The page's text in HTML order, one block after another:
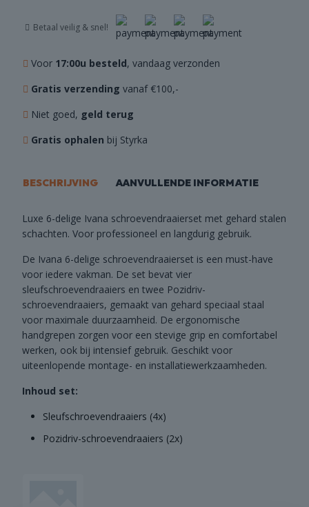
Betaal veilig & snel!
Voor 17:00u besteld, vandaag verzonden
Gratis verzending vanaf €100,-
Niet goed, geld terug
Gratis ophalen bij Styrka
BESCHRIJVING AANVULLENDE INFORMATIE
Luxe 6-delige Ivana schroevendraaierset met gehard stalen
schachten. Voor professioneel en langdurig gebruik.
De Ivana 6-delige schroevendraaierset is een must-have
voor iedere vakman. De set bevat vier
sleufschroevendraaiers en twee Pozidriv-
schroevendraaiers, gemaakt van gehard speciaal staal
voor maximale duurzaamheid. De ergonomische
handgrepen zorgen voor een stevige grip en comfortabel
werken, ook bij intensief gebruik. Geschikt voor
uiteenlopende montage- en installatiewerkzaamheden.
Inhoud set:
Sleufschroevendraaiers (4x)
Pozidriv-schroevendraaiers (2x)